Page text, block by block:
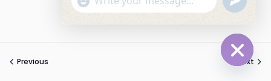
Previous Next
WhatsApp